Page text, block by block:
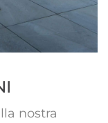
nostra